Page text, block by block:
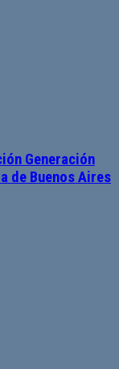
Generación
de Buenos Aires